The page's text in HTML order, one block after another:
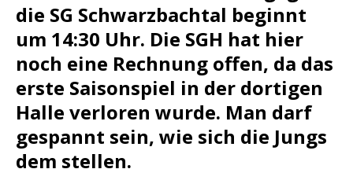
die SG Schwarzbachtal beginnt
um 14:30 Uhr. Die SGH hat hier
noch eine Rechnung offen, da das
erste Saisonspiel in der dortigen
Halle verloren wurde. Man darf
gespannt sein, wie sich die Jungs
dem stellen.